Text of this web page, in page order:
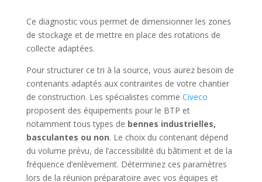
Ce diagnostic vous permet de dimensionner les zones
de stockage et de mettre en place des rotations de
collecte adaptées.
Pour structurer ce tri à la source, vous aurez besoin de
contenants adaptés aux contraintes de votre chantier
de construction. Les spécialistes comme Civeco
proposent des équipements pour le BTP et
notamment tous types de bennes industrielles,
basculantes ou non. Le choix du contenant dépend
du volume prévu, de l’accessibilité du bâtiment et de la
fréquence d’enlèvement. Déterminez ces paramètres
lors de la réunion préparatoire avec vos équipes et